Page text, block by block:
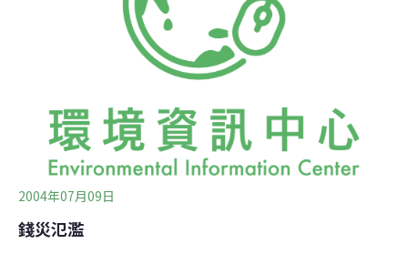
也才能使中橫暫不復建的決定，真正達到休養生息的國土
保安及復育目的。因此，我們必須嚴肅地思索：中橫暫不
復建的下一步是什麼？中央山脈之完整生態系有待恢復從
國土保育軸來看，綿亙南北的中央山脈是支撐台灣的天然
然環境穩定的生態區塊，而中橫公路就像是橫切在這區塊
上的1道傷痕，將台灣切斷成割裂的生態孤島。生
2004年07月09日
錢災氾濫